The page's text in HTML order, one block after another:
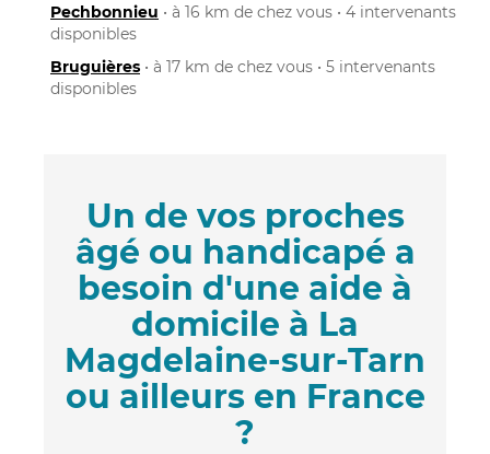
Pechbonnieu • à 16 km de chez vous • 4 intervenants
disponibles
Bruguières • à 17 km de chez vous • 5 intervenants
disponibles
Un de vos proches
âgé ou handicapé a
besoin d'une aide à
domicile à La
Magdelaine-sur-Tarn
ou ailleurs en France
?